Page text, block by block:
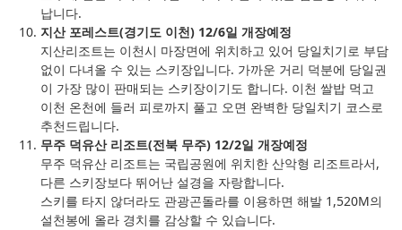
납니다.
지산 포레스트(경기도 이천) 12/6일 개장예정
지산리조트는 이천시 마장면에 위치하고 있어 당일치기로 부담
없이 다녀올 수 있는 스키장입니다. 가까운 거리 덕분에 당일권
이 가장 많이 판매되는 스키장이기도 합니다. 이천 쌀밥 먹고
이천 온천에 들러 피로까지 풀고 오면 완벽한 당일치기 코스로
추천드립니다.
무주 덕유산 리조트(전북 무주) 12/2일 개장예정
무주 덕유산 리조트는 국립공원에 위치한 산악형 리조트라서,
다른 스키장보다 뛰어난 설경을 자랑합니다.
스키를 타지 않더라도 관광곤돌라를 이용하면 해발 1,520M의
설천봉에 올라 경치를 감상할 수 있습니다.